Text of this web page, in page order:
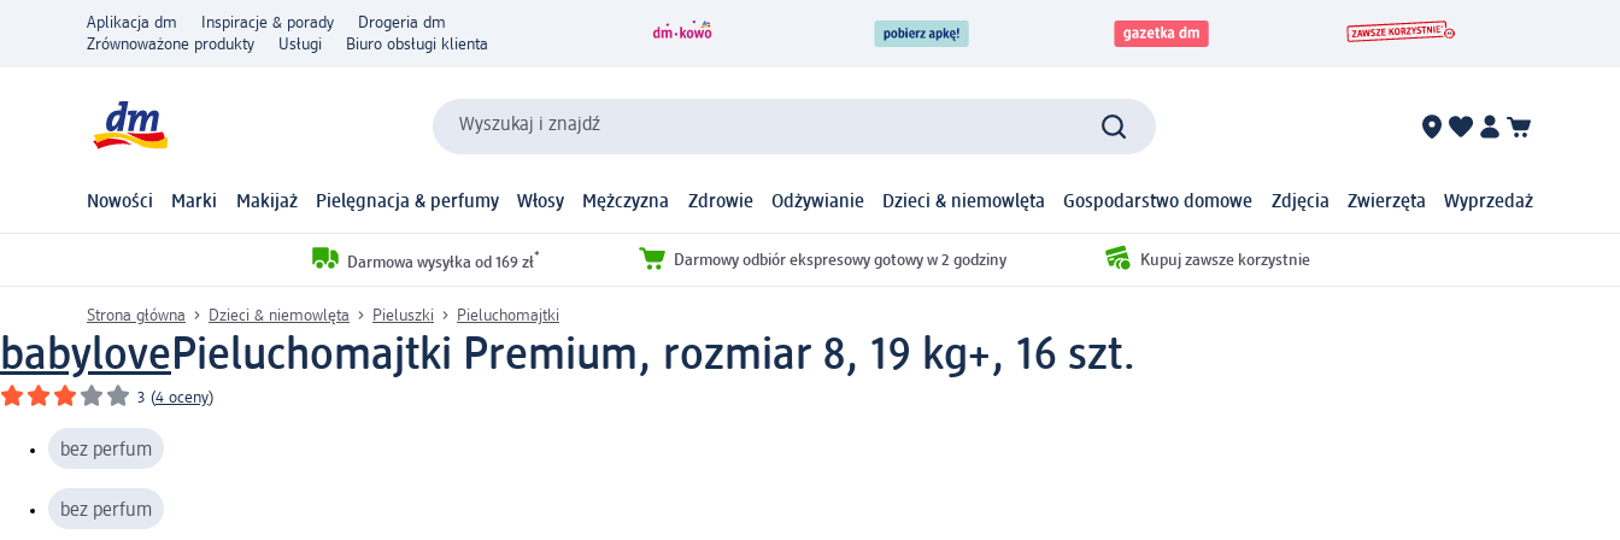
Aplikacja dm Inspiracje & porady
Drogeria dm
Zrównoważone produkty
Usługi Biuro obsługi klienta
Wyszukaj i znajdź
Nowości Marki Makijaż Pielęgnacja & perfumy Włosy Mężczyzna Zdrowie Odżywianie Dzieci & niemowlęta Gospodarstwo domowe Zdjęcia Zwierzęta Wyprzedaż
Darmowa wysyłka od 169 zł* Darmowy odbiór ekspresowy gotowy w 2 godziny Kupuj zawsze korzystnie
Strona główna Dzieci & niemowlęta Pieluszki Pieluchomajtki
babylovePieluchomajtki Premium, rozmiar 8, 19 kg+, 16 szt.
3 (4 oceny)
bez perfum
bez perfum